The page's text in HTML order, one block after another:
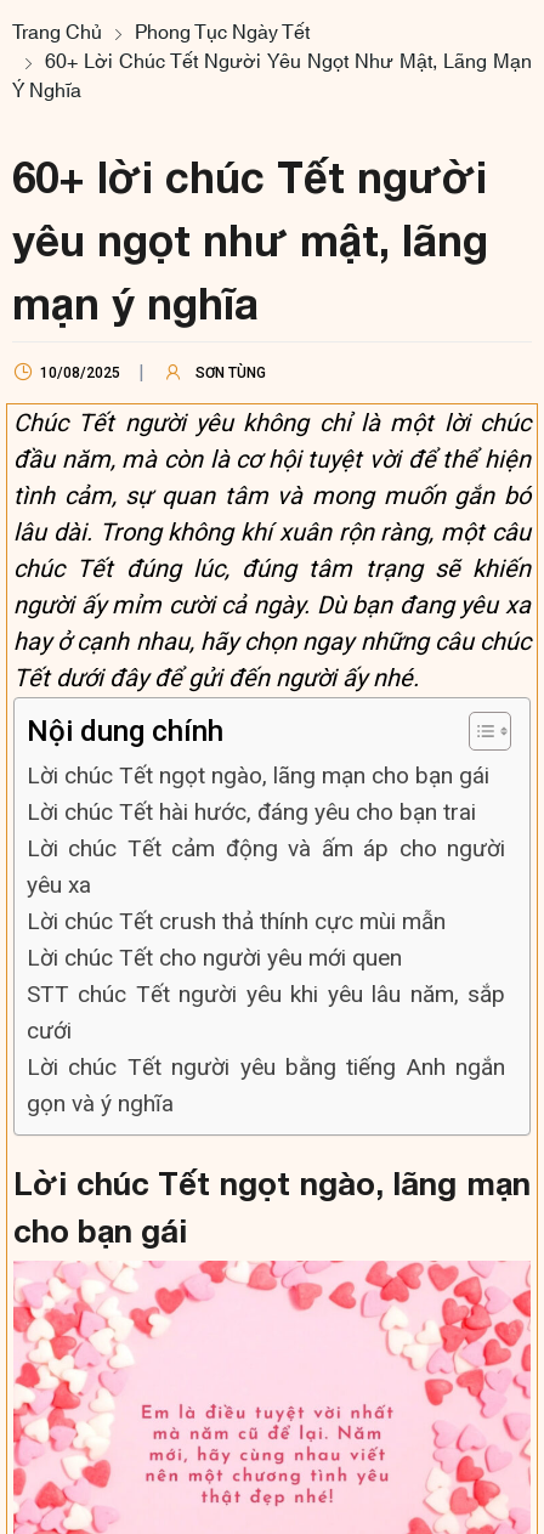
Trang Chủ
Phong Tục Ngày Tết
60+ Lời Chúc Tết Người Yêu Ngọt Như Mật, Lãng Mạn
Ý Nghĩa
60+ lời chúc Tết người
yêu ngọt như mật, lãng
mạn ý nghĩa
10/08/2025 SƠN TÙNG
Chúc Tết người yêu không chỉ là một lời chúc
đầu năm, mà còn là cơ hội tuyệt vời để thể hiện
tình cảm, sự quan tâm và mong muốn gắn bó
lâu dài. Trong không khí xuân rộn ràng, một câu
chúc Tết đúng lúc, đúng tâm trạng sẽ khiến
người ấy mỉm cười cả ngày. Dù bạn đang yêu xa
hay ở cạnh nhau, hãy chọn ngay những câu chúc
Tết dưới đây để gửi đến người ấy nhé.
Nội dung chính
Lời chúc Tết ngọt ngào, lãng mạn cho bạn gái
Lời chúc Tết hài hước, đáng yêu cho bạn trai
Lời chúc Tết cảm động và ấm áp cho người
yêu xa
Lời chúc Tết crush thả thính cực mùi mẫn
Lời chúc Tết cho người yêu mới quen
STT chúc Tết người yêu khi yêu lâu năm, sắp
cưới
Lời chúc Tết người yêu bằng tiếng Anh ngắn
gọn và ý nghĩa
Lời chúc Tết ngọt ngào, lãng mạn
cho bạn gái